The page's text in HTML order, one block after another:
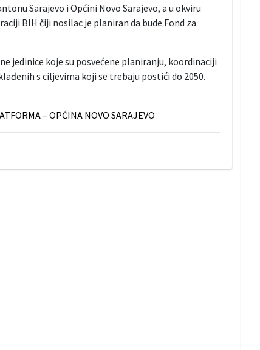
Sarajevo i Općini Novo Sarajevo, a u okviru
BIH čiji nosilac je planiran da bude Fond za
jedinice koje su posvećene planiranju, koordinaciji
s ciljevima koji se trebaju postići do 2050.
– OPĆINA NOVO SARAJEVO